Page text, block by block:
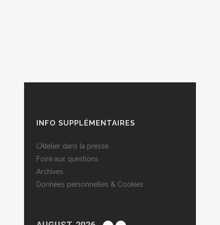
INFO SUPPLÉMENTAIRES
L’Atelier dans la presse
Foire aux questions
Archives
Données personnelles & Cookies